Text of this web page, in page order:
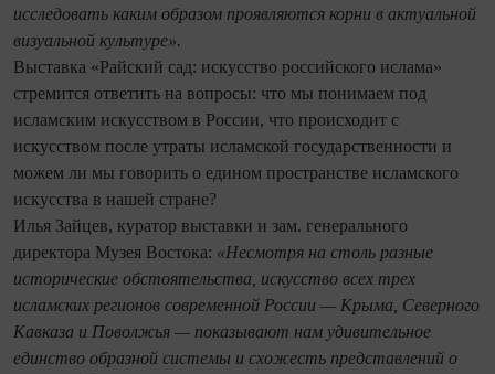
исследовать каким образом проявляются корни в актуальной
визуальной культуре».
Выставка «Райский сад: искусство российского ислама»
стремится ответить на вопросы: что мы понимаем под
исламским искусством в России, что происходит с
искусством после утраты исламской государственности и
можем ли мы говорить о едином пространстве исламского
искусства в нашей стране?
Илья Зайцев, куратор выставки и зам. генерального
директора Музея Востока: «Несмотря на столь разные
исторические обстоятельства, искусство всех трех
исламских регионов современной России — Крыма, Северного
Кавказа и Поволжья — показывают нам удивительное
единство образной системы и схожесть представлений о